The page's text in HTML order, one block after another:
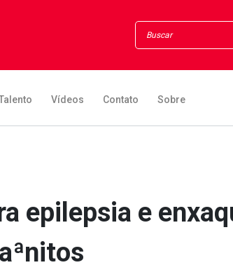
Vídeos Contato Sobre
epilepsia e